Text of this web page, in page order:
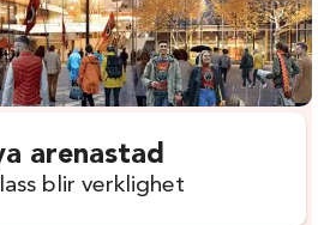
arenastad
blir verklighet